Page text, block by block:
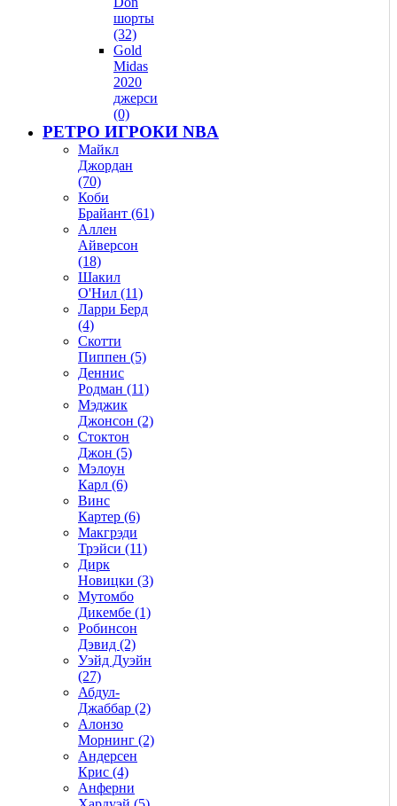
шорты
(32)
Gold
Midas
2020
джерси
(0)
РЕТРО ИГРОКИ NBA
Майкл
Джордан
(70)
Коби
Брайант (61)
Аллен
Айверсон
(18)
Шакил
О'Нил (11)
Ларри Берд
(4)
Скотти
Пиппен (5)
Деннис
Родман (11)
Мэджик
Джонсон (2)
Стоктон
Джон (5)
Мэлоун
Карл (6)
Винс
Картер (6)
Макгрэди
Трэйси (11)
Дирк
Новицки (3)
Мутомбо
Дикембе (1)
Робинсон
Дэвид (2)
Уэйд Дуэйн
(27)
Абдул-
Джаббар (2)
Алонзо
Морнинг (2)
Андерсен
Крис (4)
Анферни